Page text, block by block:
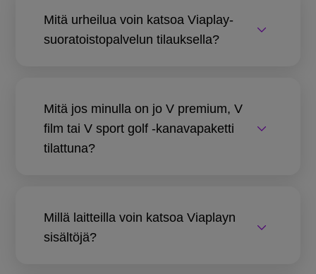
Mitä urheilua voin katsoa Viaplay-
suoratoistopalvelun tilauksella?
Mitä jos minulla on jo V premium, V
film tai V sport golf -kanavapaketti
tilattuna?
Millä laitteilla voin katsoa Viaplayn
sisältöjä?